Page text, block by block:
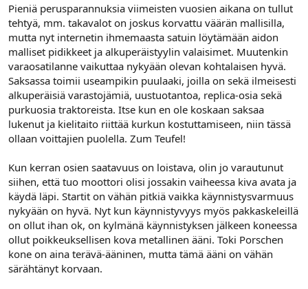
Pieniä perusparannuksia viimeisten vuosien aikana on tullut
tehtyä, mm. takavalot on joskus korvattu väärän mallisilla,
mutta nyt internetin ihmemaasta satuin löytämään aidon
malliset pidikkeet ja alkuperäistyylin valaisimet. Muutenkin
varaosatilanne vaikuttaa nykyään olevan kohtalaisen hyvä.
Saksassa toimii useampikin puulaaki, joilla on sekä ilmeisesti
alkuperäisiä varastojämiä, uustuotantoa, replica-osia sekä
purkuosia traktoreista. Itse kun en ole koskaan saksaa
lukenut ja kielitaito riittää kurkun kostuttamiseen, niin tässä
ollaan voittajien puolella. Zum Teufel!
Kun kerran osien saatavuus on loistava, olin jo varautunut
siihen, että tuo moottori olisi jossakin vaiheessa kiva avata ja
käydä läpi. Startit on vähän pitkiä vaikka käynnistysvarmuus
nykyään on hyvä. Nyt kun käynnistyvyys myös pakkaskeleillä
on ollut ihan ok, on kylmänä käynnistyksen jälkeen koneessa
ollut poikkeuksellisen kova metallinen ääni. Toki Porschen
kone on aina terävä-ääninen, mutta tämä ääni on vähän
särähtänyt korvaan.